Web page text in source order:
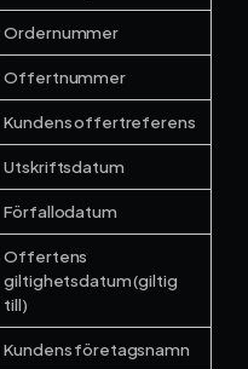
Ordernummer
Offertnummer
Kundens offertreferens
Utskriftsdatum
Förfallodatum
Offertens
giltighetsdatum (giltig
till)
Kundens företagsnamn